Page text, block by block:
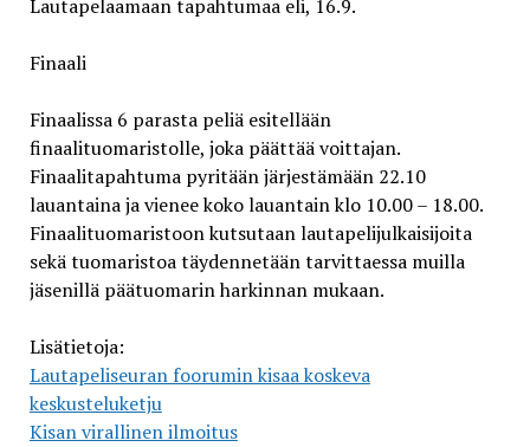
Lautapelaamaan tapahtumaa eli, 16.9.
Finaali
Finaalissa 6 parasta peliä esitellään
finaalituomaristolle, joka päättää voittajan.
Finaalitapahtuma pyritään järjestämään 22.10
lauantaina ja vienee koko lauantain klo 10.00 – 18.00.
Finaalituomaristoon kutsutaan lautapelijulkaisijoita
sekä tuomaristoa täydennetään tarvittaessa muilla
jäsenillä päätuomarin harkinnan mukaan.
Lisätietoja:
Lautapeliseuran foorumin kisaa koskeva
keskusteluketju
Kisan virallinen ilmoitus